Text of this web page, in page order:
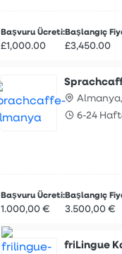
Başvuru Ücreti:
£1,000.00
Başlangıç
£3,450.00
6-24
Başvuru Ücreti:
1.000,00 €
Başlangıç
3.500,00 €
friLingue